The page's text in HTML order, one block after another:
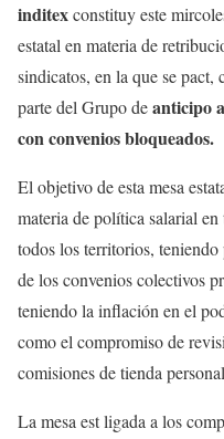
inditexconstituy este
estatal en materia de
sindicatos, en la que se
parte del Grupo deanticipo
con convenios bloqueados.
El objetivo de esta mesa
materia de política salarial
todos los territorios,
de los convenios colectivos
teniendo la inflación en el
como el compromiso de
comisiones de tienda
La mesa est ligada a los